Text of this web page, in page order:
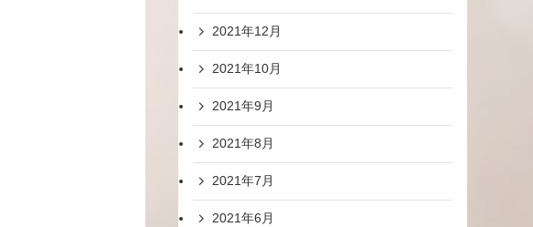
2021年12月
2021年10月
2021年9月
2021年8月
2021年7月
2021年6月